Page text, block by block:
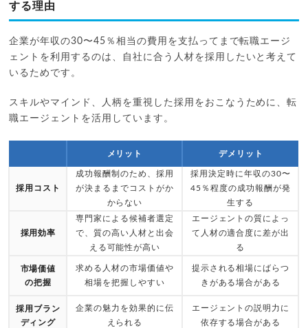
する理由
企業が年収の30〜45％相当の費用を支払ってまで転職エージ
ェントを利用するのは、自社に合う人材を採用したいと考えて
いるためです。
スキルやマインド、人柄を重視した採用をおこなうために、転
職エージェントを活用しています。
メリット デメリット
採用コスト
成功報酬制のため、採用
が決まるまでコストがか
からない
採用決定時に年収の30〜
45％程度の成功報酬が発
生する
採用効率
専門家による候補者選定
で、質の高い人材と出会
える可能性が高い
エージェントの質によっ
て人材の適合度に差が出
る
市場価値
の把握
求める人材の市場価値や
相場を把握しやすい
提示される相場にばらつ
きがある場合がある
採用ブラン
ディング
企業の魅力を効果的に伝
えられる
エージェントの説明力に
依存する場合がある